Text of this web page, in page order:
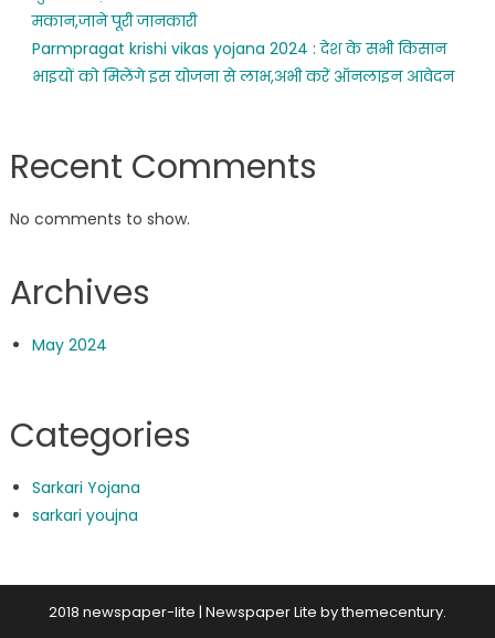
मकान,जाने पूरी जानकारी
Parmpragat krishi vikas yojana 2024 : देश के सभी किसान
भाइयों को मिलेंगे इस योजना से लाभ,अभी करें ऑनलाइन आवेदन
Recent Comments
No comments to show.
Archives
May 2024
Categories
Sarkari Yojana
sarkari youjna
2018 newspaper-lite | Newspaper Lite bythemecentury.